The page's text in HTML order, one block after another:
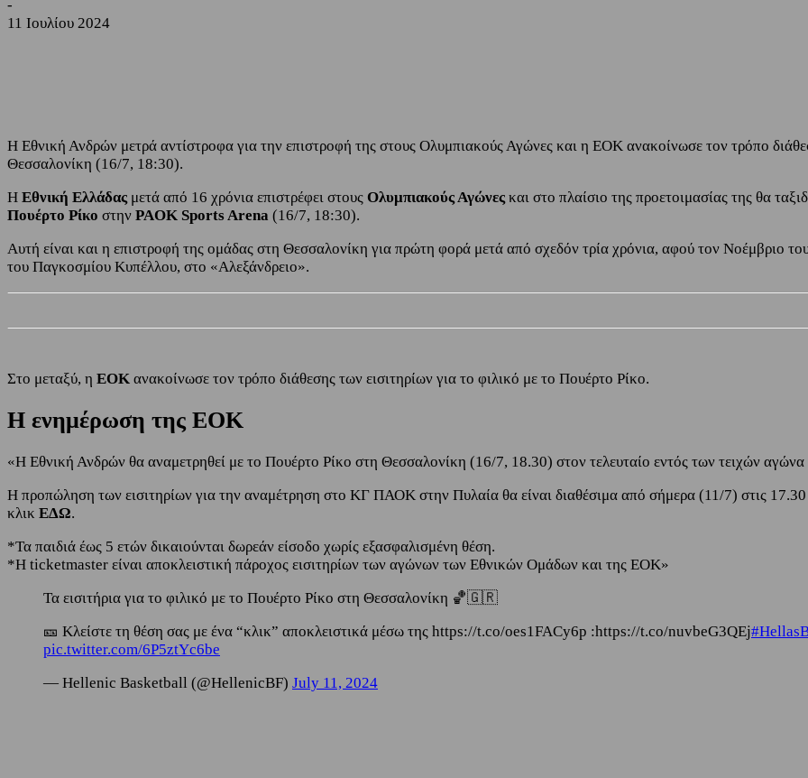
-
11 Ιουλίου 2024
Η Εθνική Ανδρών μετρά αντίστροφα για την επιστροφή της στους Ολυμπιακούς Αγώνες και η ΕΟΚ ανακοίνωσε τον τρόπο
Θεσσαλονίκη (16/7, 18:30).
Η Εθνική Ελλάδας μετά από 16 χρόνια επιστρέφει στους Ολυμπιακούς Αγώνες και στο πλαίσιο της προετοιμασίας της θα
Πουέρτο Ρίκο στην PAOK Sports Arena (16/7, 18:30).
Αυτή είναι και η επιστροφή της ομάδας στη Θεσσαλονίκη για πρώτη φορά μετά από σχεδόν τρία χρόνια, αφού τον Νοέμβριο
του Παγκοσμίου Κυπέλλου, στο «Αλεξάνδρειο».
Στο μεταξύ, η ΕΟΚ ανακοίνωσε τον τρόπο διάθεσης των εισιτηρίων για το φιλικό με το Πουέρτο Ρίκο.
Η ενημέρωση της ΕΟΚ
«Η Εθνική Ανδρών θα αναμετρηθεί με το Πουέρτο Ρίκο στη Θεσσαλονίκη (16/7, 18.30) στον τελευταίο εντός των τειχών
Η προπώληση των εισιτηρίων για την αναμέτρηση στο ΚΓ ΠΑΟΚ στην Πυλαία θα είναι διαθέσιμα από σήμερα (11/7) στις 17.30
κλικ ΕΔΩ.
*Τα παιδιά έως 5 ετών δικαιούνται δωρεάν είσοδο χωρίς εξασφαλισμένη θέση.
*Η ticketmaster είναι αποκλειστική πάροχος εισιτηρίων των αγώνων των Εθνικών Ομάδων και της ΕΟΚ»
Τα εισιτήρια για το φιλικό με το Πουέρτο Ρίκο στη Θεσσαλονίκη 🏀🇬🇷
🎫 Κλείστε τη θέση σας με ένα “κλικ” αποκλειστικά μέσω της https://t.co/oes1FACy6p :https://t.co/nuvbeG3QEj
pic.twitter.com/6P5ztYc6be
— Hellenic Basketball (@HellenicBF) July 11, 2024